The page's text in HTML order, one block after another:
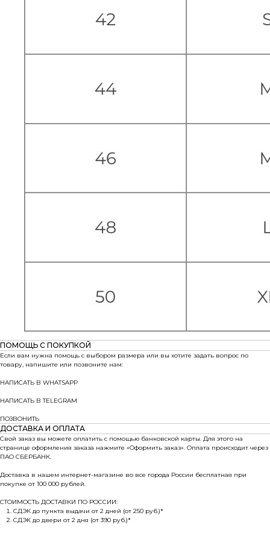
ПОМОЩЬ С ПОКУПКОЙ
Если вам нужна помощь с выбором размера или вы хотите задать вопрос по
товару, напишите или позвоните нам:
НАПИСАТЬ В WHATSAPP
НАПИСАТЬ В TELEGRAM
ПОЗВОНИТЬ
ДОСТАВКА И ОПЛАТА
Свой заказ вы можете оплатить с помощью банковской карты. Для этого на
странице оформления заказа нажмите «Оформить заказ». Оплата происходит через
ПАО СБЕРБАНК.
Доставка в нашем интернет-магазине во все города России бесплатная при
покупке от 100 000 рублей.
СТОИМОСТЬ ДОСТАВКИ ПО РОССИИ:
СДЭК до пункта выдачи от 2 дней (от 250 руб.)*
СДЭК до двери от 2 дня (от 390 руб.)*